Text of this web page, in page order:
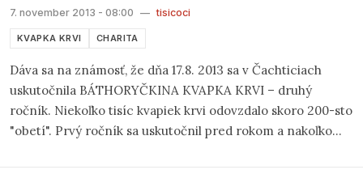
7. november 2013 - 08:00 — tisicoci
KVAPKA KRVI CHARITA
Dáva sa na známosť, že dňa 17.8. 2013 sa v Čachticiach
uskutočnila BÁTHORYČKINA KVAPKA KRVI – druhý
ročník. Niekoľko tisíc kvapiek krvi odovzdalo skoro 200-sto
"obetí". Prvý ročník sa uskutočnil pred rokom a nakoľko